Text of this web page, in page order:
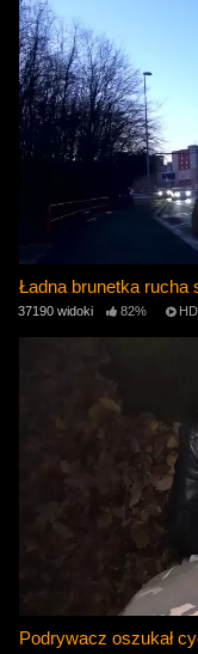
Ładna brunetka
37190 widoki 82% HD
Podrywacz oszukał